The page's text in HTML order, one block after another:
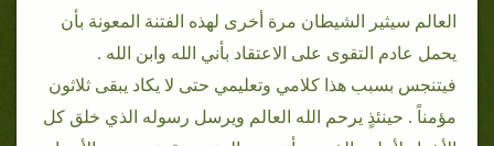
العالم سيثير الشيطان مرة أخرى لهذه الفتنة المعونة بأن
يحمل عادم التقوى على الاعتقاد بأني الله وابن الله .
فيتنجس بسبب هذا كلامي وتعليمي حتى لا يكاد يبقى ثلاثون
مؤمناً . حينئذٍ يرحم الله العالم ويرسل رسوله الذي خلق كل